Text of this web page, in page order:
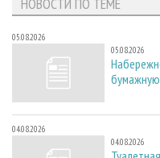
05.08.2026
05.08.2026
04.08.2026
04.08.2026